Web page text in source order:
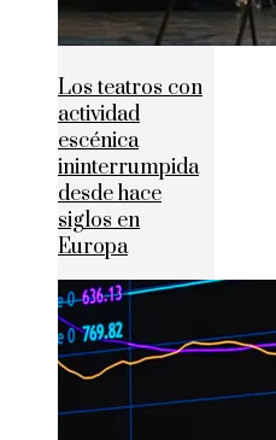
Los teatros con
actividad
escénica
ininterrumpida
desde hace
siglos en
Europa